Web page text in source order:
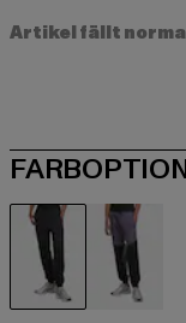
Artikel fällt